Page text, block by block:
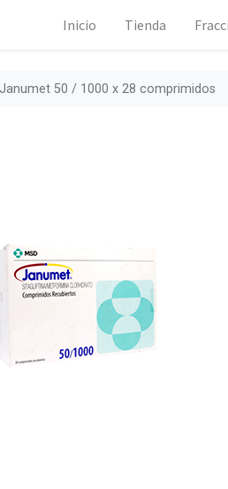
Inicio Tienda
Janumet 50 / 1000 x 28 comprimidos